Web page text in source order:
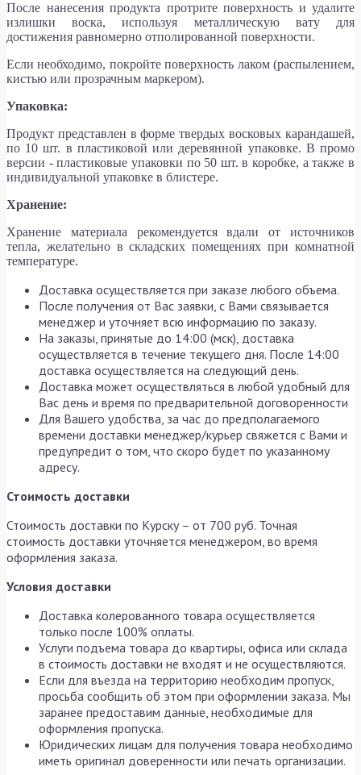
После нанесения продукта протрите поверхность и удалите
излишки воска, используя металлическую вату для
достижения равномерно отполированной поверхности.
Если необходимо, покройте поверхность лаком (распылением,
кистью или прозрачным маркером).
Упаковка:
Продукт представлен в форме твердых восковых карандашей,
по 10 шт. в пластиковой или деревянной упаковке. В промо
версии - пластиковые упаковки по 50 шт. в коробке, а также в
индивидуальной упаковке в блистере.
Хранение:
Хранение материала рекомендуется вдали от источников
тепла, желательно в складских помещениях при комнатной
температуре.
Доставка осуществляется при заказе любого объема.
После получения от Вас заявки, с Вами связывается
менеджер и уточняет всю информацию по заказу.
На заказы, принятые до 14:00 (мск), доставка
осуществляется в течение текущего дня. После 14:00
доставка осуществляется на следующий день.
Доставка может осуществляться в любой удобный для
Вас день и время по предварительной договоренности
Для Вашего удобства, за час до предполагаемого
времени доставки менеджер/курьер свяжется с Вами и
предупредит о том, что скоро будет по указанному
адресу.
Стоимость доставки
Стоимость доставки по Курску – от 700 руб. Точная
стоимость доставки уточняется менеджером, во время
оформления заказа.
Условия доставки
Доставка колерованного товара осуществляется
только после 100% оплаты.
Услуги подъема товара до квартиры, офиса или склада
в стоимость доставки не входят и не осуществляются.
Если для въезда на территорию необходим пропуск,
просьба сообщить об этом при оформлении заказа. Мы
заранее предоставим данные, необходимые для
оформления пропуска.
Юридических лицам для получения товара необходимо
иметь оригинал доверенности или печать организации.